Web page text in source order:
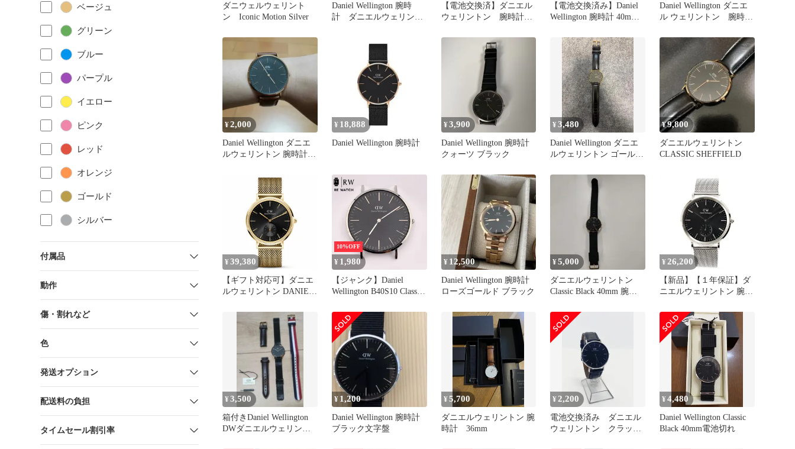
ベージュ
グリーン
ブルー
パープル
イエロー
ピンク
レッド
オレンジ
ゴールド
シルバー
付属品
動作
傷・割れなど
色
発送オプション
配送料の負担
タイムセール割引率
ダニウェルウェリント
ン Iconic Motion Silver
Daniel Wellington 腕時
計 ダニエルウェリント
【電池交換済】ダニエル
ウェリントン 腕時計
ルド
【電池交換済み】Daniel
Wellington 腕時計 40mm
Daniel Wellington ダニエ
ル ウェリントン 腕時計
¥2,000
Daniel Wellington ダニエ
ルウェリントン 腕時計
¥ 18,888
Daniel Wellington 腕時計
¥3,900
Daniel Wellington 腕時計
クォーツ ブラック
¥3,480
Daniel Wellington ダニエ
ルウェリントン ゴールド
¥9,800
ダニエルウェリントン
CLASSIC SHEFFIELD
¥ 39,380
【ギフト対応可】ダニエ
ルウェリントン DANIEL
Classic Multi-Eye Evergold
Onyx メンズ ブラック ゴ
ールド アナログ 日本製
クオーツ おしゃれ 人気
ブランド 誕生日 記念 プ
レゼント 送料無料
10%OFF
¥ 1,980
【ジャンク】Daniel
Wellington B40S10 Classic
¥ 12,500
Daniel Wellington 腕時計
ローズゴールド ブラック
¥5,000
ダニエルウェリントン
Classic Black 40mm 腕時
¥ 26,200
【新品】【１年保証】ダ
ニエルウェリントン 腕時
Eye Sterling Onyx ブラッ
ク シルバー DW00100711
Daniel Wellington
¥3,500
箱付きDaniel Wellington
DWダニエルウェリント
¥ 1,200
Daniel Wellington 腕時計
ブラック文字盤
¥5,700
ダニエルウェリントン 腕
時計 36mm
¥ 2,200
電池交換済み ダニエル
ウェリントン クラッシ
¥4,480
Daniel Wellington Classic
Black 40mm電池切れ